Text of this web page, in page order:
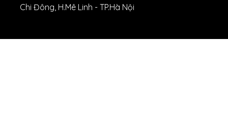
Chi Đông, H.Mê Linh - TP.Hà Nội